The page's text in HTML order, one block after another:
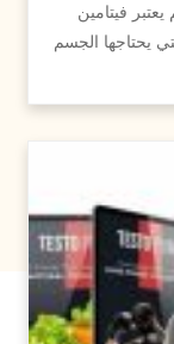
فيتامين
يحتاجها الجسم